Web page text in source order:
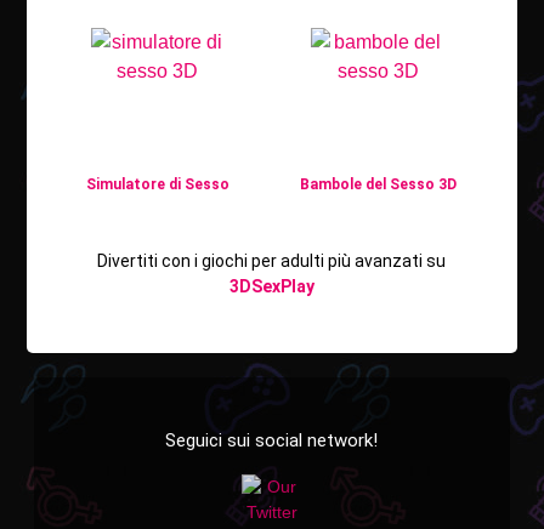
Simulatore di Sesso Bambole del Sesso 3D
Divertiti con i giochi per adulti più avanzati su
3DSexPlay
Seguici sui social network!